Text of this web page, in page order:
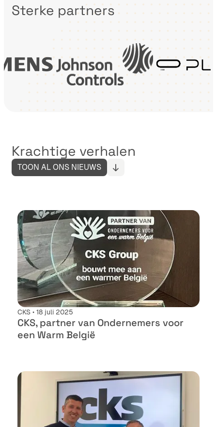
Sterke partners
Krachtige verhalen
TOON AL ONS NIEUWS
CKS • 18 juli 2025
CKS, partner van Ondernemers voor
een Warm België